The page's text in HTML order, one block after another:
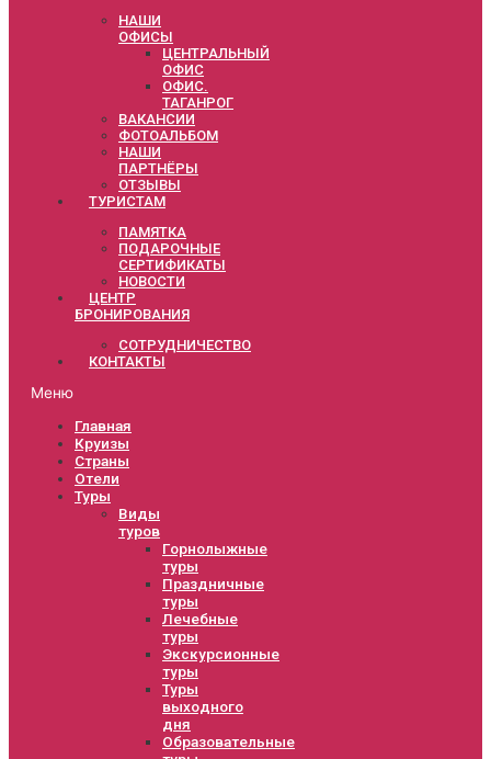
НАШИ
ОФИСЫ
ЦЕНТРАЛЬНЫЙ
ОФИС
ОФИС.
ТАГАНРОГ
ВАКАНСИИ
ФОТОАЛЬБОМ
НАШИ
ПАРТНЁРЫ
ОТЗЫВЫ
ТУРИСТАМ
ПАМЯТКА
ПОДАРОЧНЫЕ
СЕРТИФИКАТЫ
НОВОСТИ
ЦЕНТР
БРОНИРОВАНИЯ
СОТРУДНИЧЕСТВО
КОНТАКТЫ
Меню
Главная
Круизы
Страны
Отели
Туры
Виды
туров
Горнолыжные
туры
Праздничные
туры
Лечебные
туры
Экскурсионные
туры
Туры
выходного
дня
Образовательные